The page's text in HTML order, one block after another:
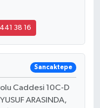
38 16
Sancaktepe
Caddesi 10C-D
ARASINDA,